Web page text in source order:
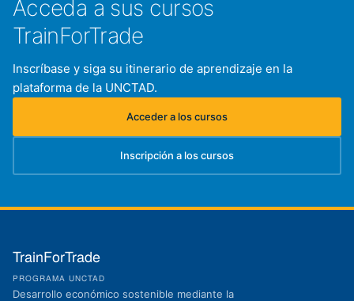
Acceda a sus cursos
TrainForTrade
Inscríbase y siga su itinerario de aprendizaje en la
plataforma de la UNCTAD.
Acceder a los cursos
(se abre en una nueva pestaña)
Inscripción a los cursos
(se abre en una nueva pestaña)
TrainForTrade
PROGRAMA UNCTAD
Desarrollo económico sostenible mediante la